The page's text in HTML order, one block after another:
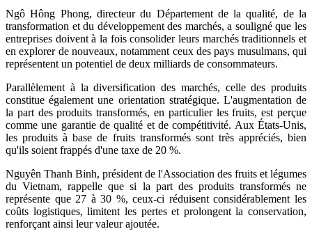
Ngô Hông Phong, directeur du Département de la qualité, de la
transformation et du développement des marchés, a souligné que les
entreprises doivent à la fois consolider leurs marchés traditionnels et
en explorer de nouveaux, notamment ceux des pays musulmans, qui
représentent un potentiel de deux milliards de consommateurs.
Parallèlement à la diversification des marchés, celle des produits
constitue également une orientation stratégique. L'augmentation de
la part des produits transformés, en particulier les fruits, est perçue
comme une garantie de qualité et de compétitivité. Aux États-Unis,
les produits à base de fruits transformés sont très appréciés, bien
qu'ils soient frappés d'une taxe de 20 %.
Nguyên Thanh Binh, président de l'Association des fruits et légumes
du Vietnam, rappelle que si la part des produits transformés ne
représente que 27 à 30 %, ceux-ci réduisent considérablement les
coûts logistiques, limitent les pertes et prolongent la conservation,
renforçant ainsi leur valeur ajoutée.